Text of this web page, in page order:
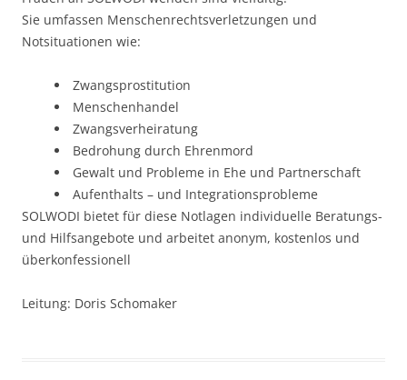
Sie umfassen Menschenrechtsverletzungen und
Notsituationen wie:
Zwangsprostitution
Menschenhandel
Zwangsverheiratung
Bedrohung durch Ehrenmord
Gewalt und Probleme in Ehe und Partnerschaft
Aufenthalts – und Integrationsprobleme
SOLWODI bietet für diese Notlagen individuelle Beratungs-
und Hilfsangebote und arbeitet anonym, kostenlos und
überkonfessionell
Leitung: Doris Schomaker